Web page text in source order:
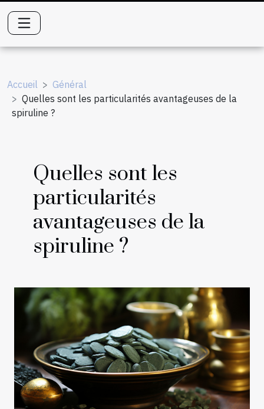
Accueil
Général
Quelles sont les particularités avantageuses de la
spiruline ?
Quelles sont les
particularités
avantageuses de la
spiruline ?